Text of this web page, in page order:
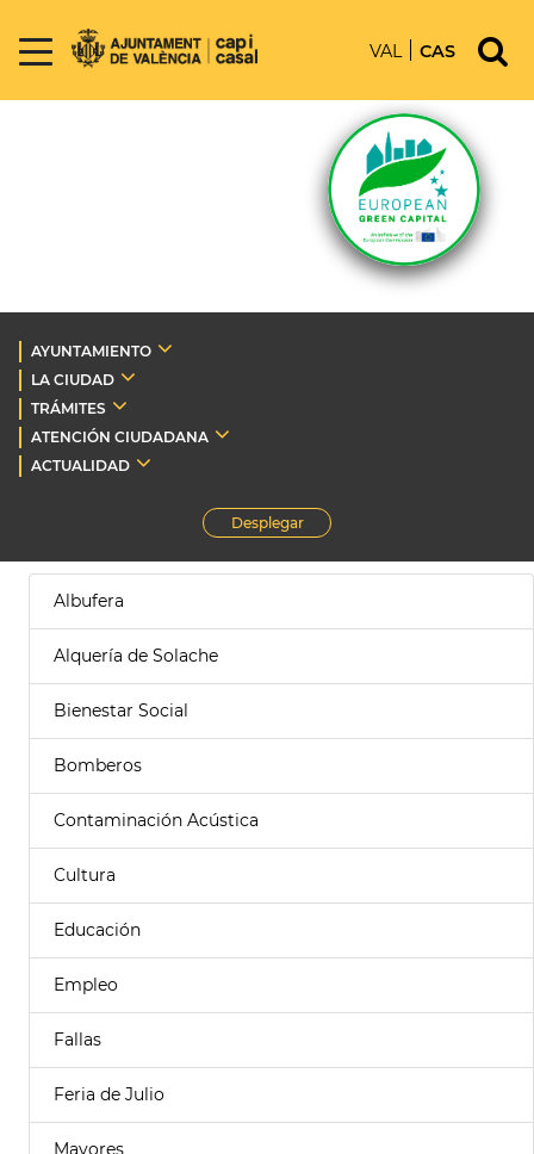
VAL CAS
AYUNTAMIENTO
LA CIUDAD
TRÁMITES
ATENCIÓN CIUDADANA
ACTUALIDAD
Desplegar
Albufera
Alquería de Solache
Bienestar Social
Bomberos
Contaminación Acústica
Cultura
Educación
Empleo
Fallas
Feria de Julio
Mayores